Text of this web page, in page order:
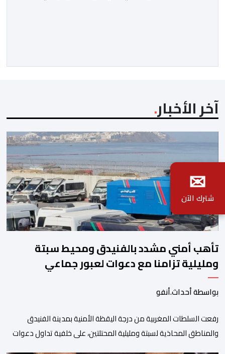
الأمريكية الآجلة […]
آخر الأخبار
تأهب أمني مشدد بالفنيدق ومحيط سبتة
ومليلية تزامنا مع دعوات لعبور جماعي
بواسطة أحداث.أنفو
رفعت السلطات المغربية من درجة اليقظة الأمنية بمدينة الفنيدق
والمناطق المحاذية لسبتة ومليلية المحتلتين، على خلفية تداول دعوات
✉
شترك الآن